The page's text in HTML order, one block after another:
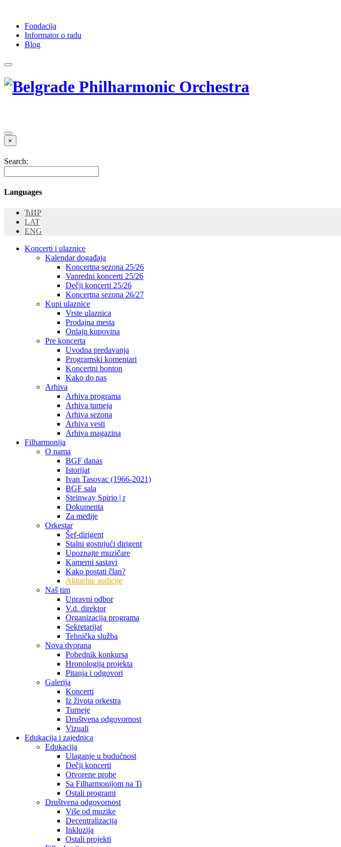
Fondacija
Informator o radu
Blog
×
Search:
Languages
ЋИР
LAT
ENG
Koncerti i ulaznice
Kalendar događaja
Koncertna sezona 25/26
Vanredni koncerti 25/26
Dečji koncerti 25/26
Koncertna sezona 26/27
Kupi ulaznice
Vrste ulaznica
Prodajna mesta
Onlajn kupovina
Pre koncerta
Uvodna predavanja
Programski komentari
Koncertni bonton
Kako do nas
Arhiva
Arhiva programa
Arhiva turneja
Arhiva sezona
Arhiva vesti
Arhiva magazina
Filharmonija
O nama
BGF danas
Istorijat
Ivan Tasovac (1966-2021)
BGF sala
Steinway Spirio | r
Dokumenta
Za medije
Orkestar
Šef-dirigent
Stalni gostujući dirigent
Upoznajte muzičare
Kamerni sastavi
Kako postati član?
Aktuelne audicije
Naš tim
Upravni odbor
V.d. direktor
Organizacija programa
Sekretarijat
Tehnička služba
Nova dvorana
Pobednik konkursa
Hronologija projekta
Pitanja i odgovori
Galerija
Koncerti
Iz života orkestra
Turneje
Društvena odgovornost
Vizuali
Edukacija i zajednica
Edukacija
Ulaganje u budućnost
Dečji koncerti
Otvorene probe
Sa Filharmonijom na Ti
Ostali programi
Društvena odgovornost
Više od muzike
Decentralizacija
Inkluzija
Ostali projekti